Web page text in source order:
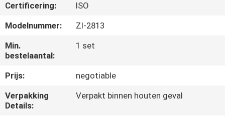
FABRIEKSREIS
KWALITEITSCONTROLE
CONTACTEER
ONS
Certificering:
ISO
Modelnummer:
Zl-2813
Min.
bestelaantal:
1 set
Prijs:
negotiable
Verpakking
Details:
Verpakt binnen houten geval